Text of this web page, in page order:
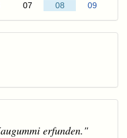
07 08 09
erfunden."